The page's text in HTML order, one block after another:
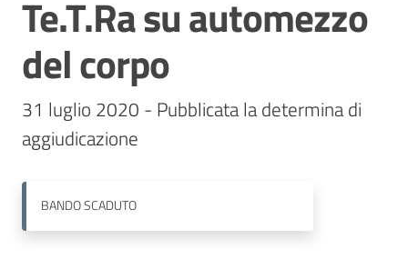
Contatti
Te.T.Ra su automezzo
del corpo
31 luglio 2020 - Pubblicata la determina di
aggiudicazione
BANDOSCADUTO